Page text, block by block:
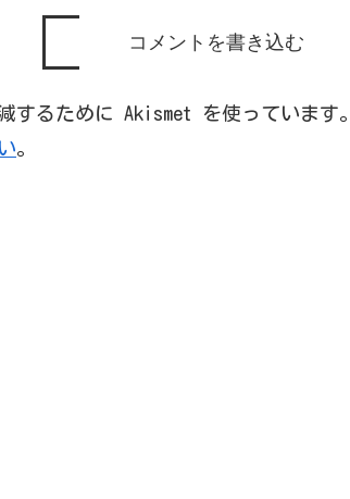
コメントを書き込む
するために Akismet を使っています。
。